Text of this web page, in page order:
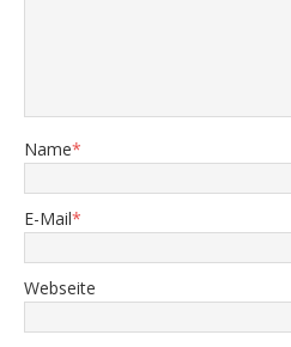
Name*
E-Mail*
Webseite